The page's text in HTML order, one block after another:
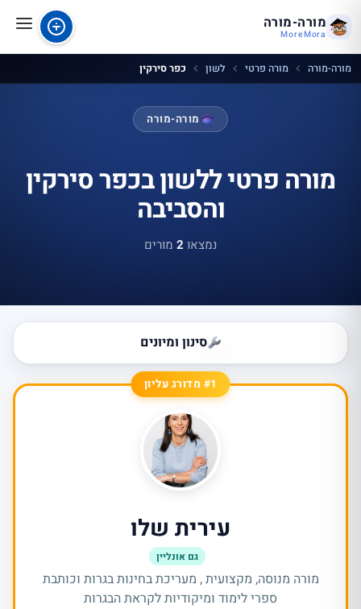
מורה-מורה
MoreMora
מורה-מורה מורה פרטי לשון כפר סירקין
מורה-מורה
מורה פרטי ללשון בכפר סירקין
והסביבה
נמצאו2 מורים
סינון ומיונים
#1 מדורג עליון
עירית שלו
גם אונליין
מורה מנוסה, מקצועית , מעריכת בחינות בגרות וכותבת
ספרי לימוד ומיקודיות לקראת הבגרות